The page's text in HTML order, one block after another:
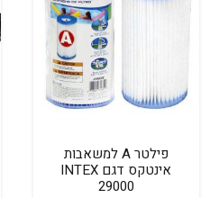
פילטר A למשאבות
אינטקס דגם INTEX
29000